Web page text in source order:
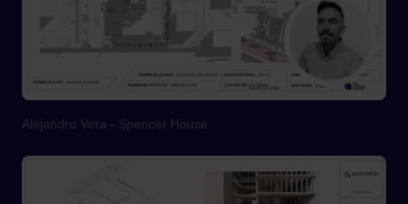
Alejandro Vera - Spencer House